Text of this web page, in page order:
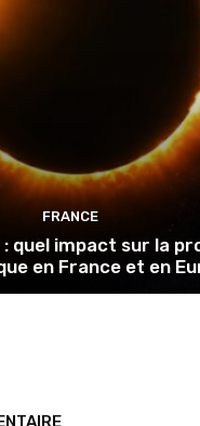
FRANCE
: quel impact sur la
en France et en